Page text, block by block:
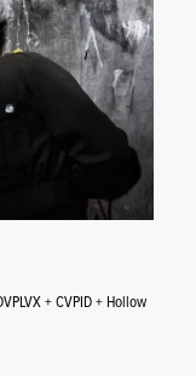
+ CVPID + Hollow